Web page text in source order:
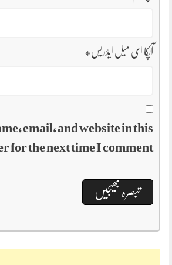
آپکا ای میل ایڈریس*
email, and website in this
for the next time I comment.